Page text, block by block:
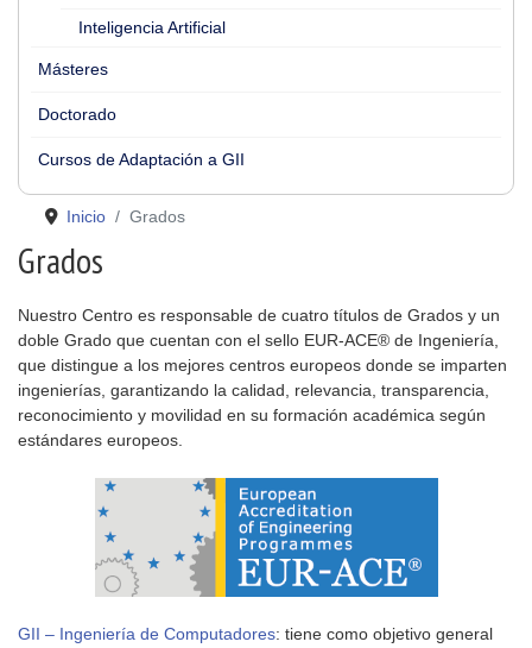
Inteligencia Artificial
Másteres
Doctorado
Cursos de Adaptación a GII
Inicio Grados
Grados
Nuestro Centro es responsable de cuatro títulos de Grados y un
doble Grado que cuentan con el sello EUR-ACE® de Ingeniería,
que distingue a los mejores centros europeos donde se imparten
ingenierías, garantizando la calidad, relevancia, transparencia,
reconocimiento y movilidad en su formación académica según
estándares europeos.
GII – Ingeniería de Computadores: tiene como objetivo general